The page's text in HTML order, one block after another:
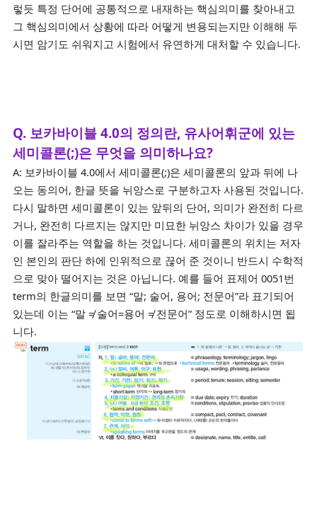
렇듯 특정 단어에 공통적으로 내재하는 핵심의미를 찾아내고
그 핵심의미에서 상황에 따라 어떻게 변용되는지만 이해해 두
시면 암기도 쉬워지고 시험에서 유연하게 대처할 수 있습니다.
Q. 보카바이블 4.0의 정의란, 유사어휘군에 있는
세미콜론(;)은 무엇을 의미하나요?
A: 보카바이블 4.0에서 세미콜론(;)은 세미콜론의 앞과 뒤에 나
오는 동의어, 한글 뜻을 뉘앙스로 구분하고자 사용된 것입니다.
다시 말하면 세미콜론이 있는 앞뒤의 단어, 의미가 완전히 다르
거나, 완전히 다르지는 않지만 미묘한 뉘앙스 차이가 있을 경우
이를 잘라주는 역할을 하는 것입니다. 세미콜론의 위치는 저자
인 본인의 판단 하에 인위적으로 끊어 준 것이니 반드시 수학적
으로 맞아 떨어지는 것은 아닙니다. 예를 들어 표제어 0051번
term의 한글의미를 보면 “말; 술어, 용어; 전문어”라 표기되어
있는데 이는 “말 ≠ 술어=용어 ≠ 전문어” 정도로 이해하시면 됩
니다.